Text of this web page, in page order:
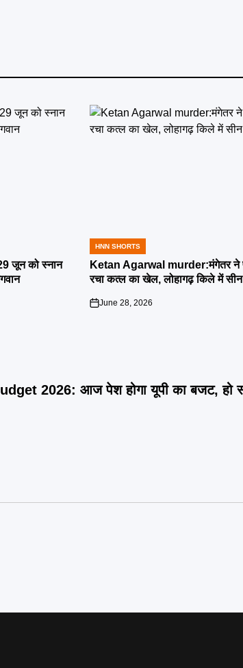
जून को स्नान
POSTED
IN
HNN SHORTS
Ketan Agarwal murder:मंगेतर ने
रचा कत्ल का खेल, लोहागढ़ किले में सीन
on
June 28, 2026
2026: आज पेश होगा यूपी का बजट, हो